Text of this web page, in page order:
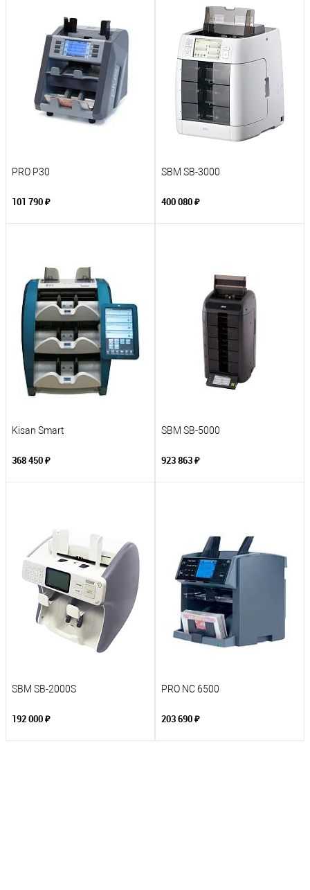
PRO P30
101 790 ₽
SBM SB-3000
400 080 ₽
Kisan Smart
368 450 ₽
SBM SB-5000
923 863 ₽
SBM SB-2000S
192 000 ₽
PRO NC 6500
203 690 ₽